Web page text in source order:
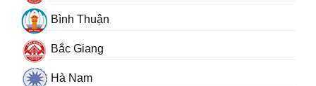
Bình Thuận
Bắc Giang
Hà Nam